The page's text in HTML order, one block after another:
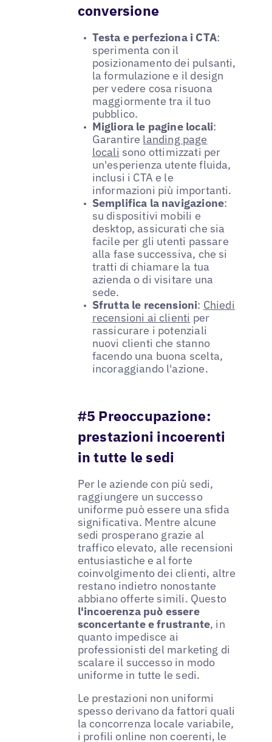
conversione
Testa e perfeziona i CTA:
sperimenta con il
posizionamento dei pulsanti,
la formulazione e il design
per vedere cosa risuona
maggiormente tra il tuo
pubblico.
Migliora le pagine locali:
Garantire landing page
locali sono ottimizzati per
un'esperienza utente fluida,
inclusi i CTA e le
informazioni più importanti.
Semplifica la navigazione:
su dispositivi mobili e
desktop, assicurati che sia
facile per gli utenti passare
alla fase successiva, che si
tratti di chiamare la tua
azienda o di visitare una
sede.
Sfrutta le recensioni: Chiedi
recensioni ai clienti per
rassicurare i potenziali
nuovi clienti che stanno
facendo una buona scelta,
incoraggiando l'azione.
#5 Preoccupazione:
prestazioni incoerenti
in tutte le sedi
Per le aziende con più sedi,
raggiungere un successo
uniforme può essere una sfida
significativa. Mentre alcune
sedi prosperano grazie al
traffico elevato, alle recensioni
entusiastiche e al forte
coinvolgimento dei clienti, altre
restano indietro nonostante
abbiano offerte simili. Questo
l'incoerenza può essere
sconcertante e frustrante, in
quanto impedisce ai
professionisti del marketing di
scalare il successo in modo
uniforme in tutte le sedi.
Le prestazioni non uniformi
spesso derivano da fattori quali
la concorrenza locale variabile,
i profili online non coerenti, le